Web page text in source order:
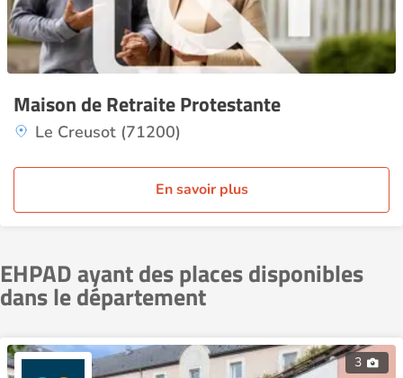
Maison de Retraite Protestante
Le Creusot (71200)
En savoir plus
EHPAD ayant des places disponibles
dans le département
3